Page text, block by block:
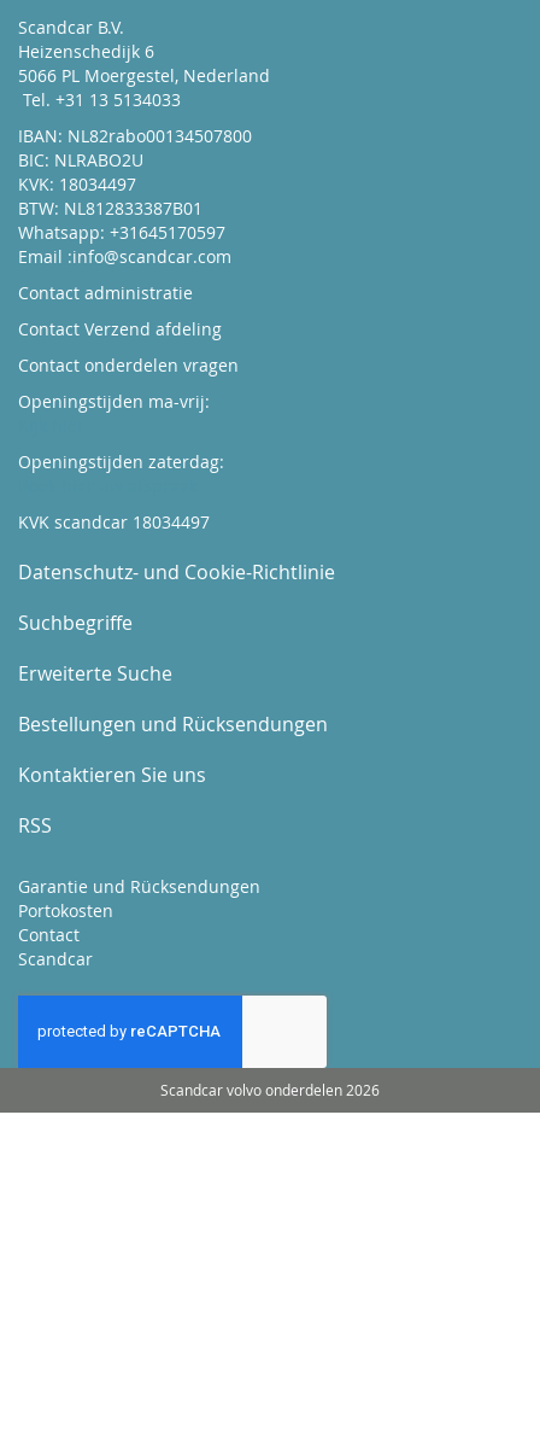
Scandcar B.V.
Heizenschedijk 6
5066 PL Moergestel, Nederland
Tel. +31 13 5134033
IBAN: NL82rabo00134507800
BIC: NLRABO2U
KVK: 18034497
BTW: NL812833387B01
Whatsapp: +31645170597
Email :info@scandcar.com
Contact administratie
Contact Verzend afdeling
Contact onderdelen vragen
Openingstijden ma-vrij:
Openingstijden zaterdag:
KVK scandcar 18034497
Datenschutz- und Cookie-Richtlinie
Suchbegriffe
Erweiterte Suche
Bestellungen und Rücksendungen
Kontaktieren Sie uns
RSS
Garantie und Rücksendungen
Portokosten
Contact
Scandcar
Scandcar volvo onderdelen 2026